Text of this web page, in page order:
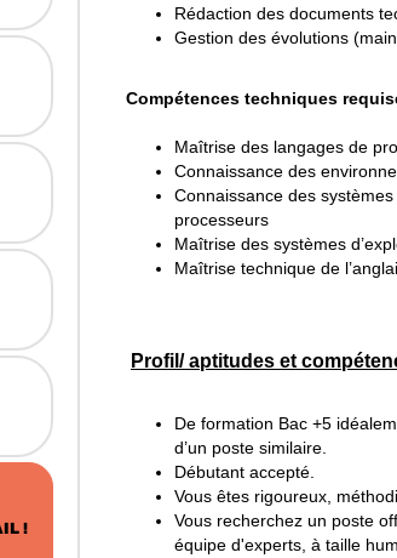
!
Rédaction des documents
Gestion des évolutions
Compétences techniques
Maîtrise des langages de
Connaissance des
Connaissance des
processeurs
Maîtrise des systèmes
Maîtrise technique de
Profil/ aptitudes et
De formation Bac +5
d’un poste similaire.
Débutant accepté.
Vous êtes rigoureux,
Vous recherchez un poste
équipe d'experts, à taille